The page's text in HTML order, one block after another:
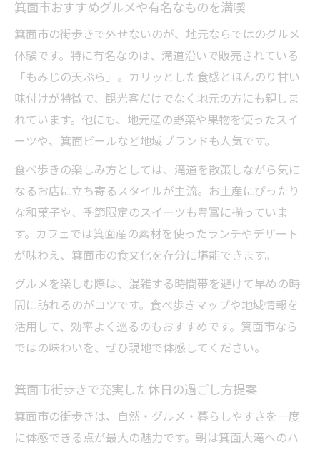
箕面市おすすめグルメや有名なものを満喫
箕面市の街歩きで外せないのが、地元ならではのグルメ
体験です。特に有名なのは、滝道沿いで販売されている
「もみじの天ぷら」。カリッとした食感とほんのり甘い
味付けが特徴で、観光客だけでなく地元の方にも親しま
れています。他にも、地元産の野菜や果物を使ったスイ
ーツや、箕面ビールなど地域ブランドも人気です。
食べ歩きの楽しみ方としては、滝道を散策しながら気に
なるお店に立ち寄るスタイルが主流。お土産にぴったり
な和菓子や、季節限定のスイーツも豊富に揃っていま
す。カフェでは箕面産の素材を使ったランチやデザート
が味わえ、箕面市の食文化を存分に堪能できます。
グルメを楽しむ際は、混雑する時間帯を避けて早めの時
間に訪れるのがコツです。食べ歩きマップや地域情報を
活用して、効率よく巡るのもおすすめです。箕面市なら
ではの味わいを、ぜひ現地で体感してください。
箕面市街歩きで充実した休日の過ごし方提案
箕面市の街歩きは、自然・グルメ・暮らしやすさを一度
に体感できる点が最大の魅力です。朝は箕面大滝へのハ